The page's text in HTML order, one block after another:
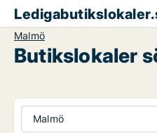
Malmö
Butikslokaler
Malmö